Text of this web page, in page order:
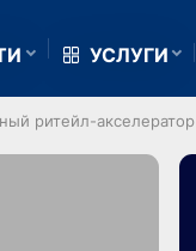
УСЛУГИ
ритейл-акселератор